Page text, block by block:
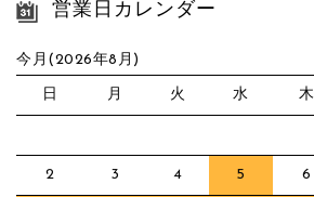
営業日カレンダー
今月(2026年8月)
日 月 火 水 木
2 3 4 5 6